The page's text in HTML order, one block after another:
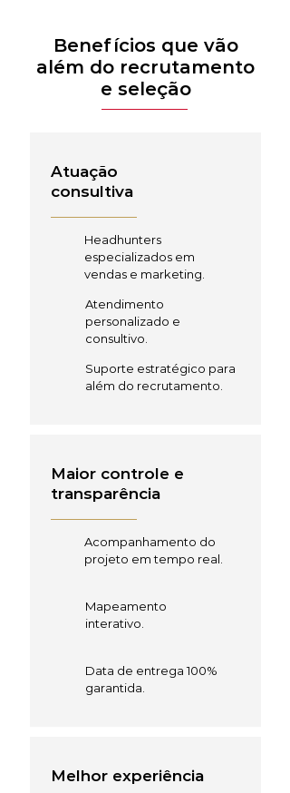
Benefícios que vão
além do recrutamento
e seleção
Atuação
consultiva
Headhunters
especializados em
vendas e marketing.
Atendimento
personalizado e
consultivo.
Suporte estratégico para
além do recrutamento.
Maior controle e
transparência
Acompanhamento do
projeto em tempo real.
Mapeamento
interativo.
Data de entrega 100%
garantida.
Melhor experiência